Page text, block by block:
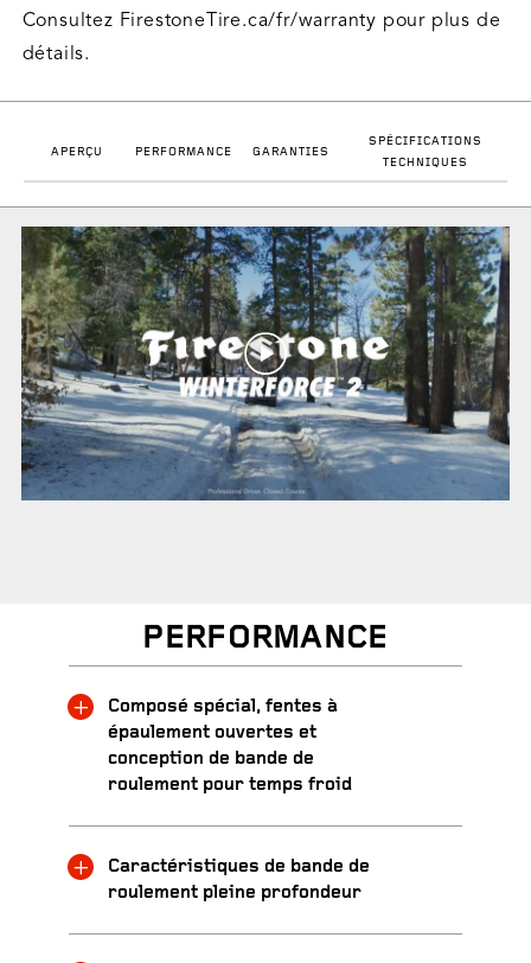
Consultez FirestoneTire.ca/fr/warranty pour plus de
détails.
APERÇU PERFORMANCE GARANTIES
SPÉCIFICATIONS
TECHNIQUES
PERFORMANCE
Composé spécial, fentes à
épaulement ouvertes et
conception de bande de
roulement pour temps froid
Caractéristiques de bande de
roulement pleine profondeur